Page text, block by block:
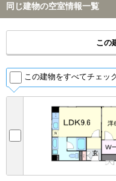
同じ建物の空室情報一覧
この
この建物をすべてチェッ